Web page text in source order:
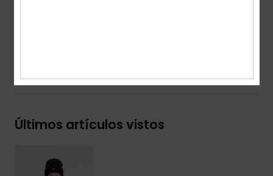
Últimos artículos vistos